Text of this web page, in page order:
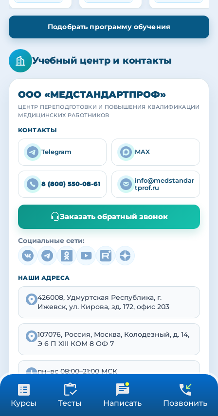
Курсы Тесты Написать Позвонить
Подобрать программу обучения
Учебный центр и контакты
Учебный центр
Практика с действующими специалистами
Наша команда
Преподаватели и кураторы центра
Выпускники
Вручение удостоверений и сертификатов
ООО «МЕДСТАНДАРТПРОФ»
ЦЕНТР ПЕРЕПОДГОТОВКИ И ПОВЫШЕНИЯ КВАЛИФИКАЦИИ
МЕДИЦИНСКИХ РАБОТНИКОВ
КОНТАКТЫ
Telegram MAX
8 (800) 550-08-61
info@medstandar
tprof.ru
Заказать обратный звонок
Социальные сети:
НАШИ АДРЕСА
426008, Удмуртская Республика, г.
Ижевск, ул. Кирова, зд. 172, офис 203
107076, Россия, Москва, Колодезный, д. 14,
Э 6 П XIII КОМ 8 ОФ 7
пн–вс 08:00–21:00 МСК
Реквизиты
от 3 900 ₽
36/72/144 ч Получить консультацию